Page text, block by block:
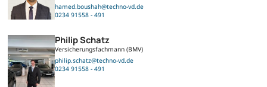
hamed.boushah@techno-vd.de
0234 91558 - 491
Philip Schatz
Versicherungsfachmann (BMV)
philip.schatz@techno-vd.de
0234 91558 - 491